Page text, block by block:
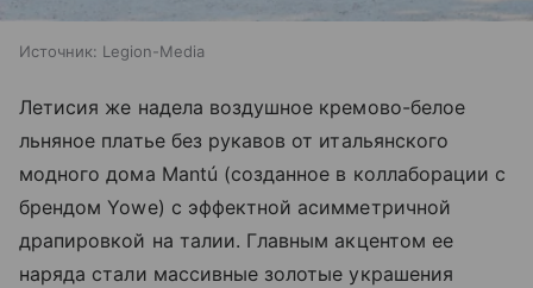
Источник: Legion-Media
Летисия же надела воздушное кремово-белое
льняное платье без рукавов от итальянского
модного дома Mantú (созданное в коллаборации с
брендом Yowe) с эффектной асимметричной
драпировкой на талии. Главным акцентом ее
наряда стали массивные золотые украшения